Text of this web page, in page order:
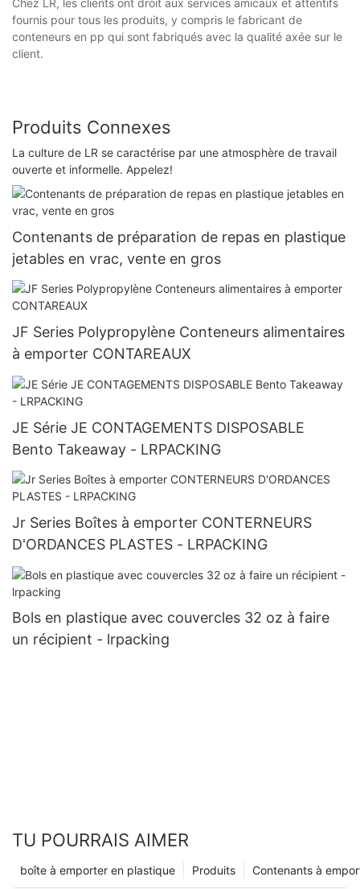
fournis pour tous les produits, y compris le fabricant de
conteneurs en pp qui sont fabriqués avec la qualité axée sur le
client.
Produits Connexes
La culture de LR se caractérise par une atmosphère de travail
ouverte et informelle. Appelez!
Contenants de préparation de repas en plastique
jetables en vrac, vente en gros
JF Series Polypropylène Conteneurs alimentaires
à emporter CONTAREAUX
JE Série JE CONTAGEMENTS DISPOSABLE
Bento Takeaway - LRPACKING
Jr Series Boîtes à emporter CONTERNEURS
D'ORDANCES PLASTES - LRPACKING
Bols en plastique avec couvercles 32 oz à faire
un récipient - lrpacking
TU POURRAIS AIMER
Contenants à
Produits
boîte à emporter en plastique